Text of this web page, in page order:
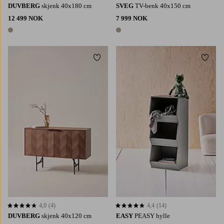
DUVBERG skjenk 40x180 cm
12 499 NOK
1 farge
SVEG TV-benk 40x150 cm
7 999 NOK
1 farge
DUVBERG skjenk 40x120 cm
4,0 basert på 4 karaktergivninger
4,0 (4)
Legg til favoritter
EASY PEASY hylle
4,4 basert på 14 karaktergivninger
4,4 (14)
Legg